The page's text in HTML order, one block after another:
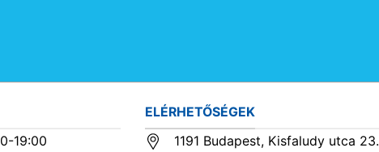
19:00
ELÉRHETŐSÉGEK
1191 Budapest, Kisfaludy utca 23.